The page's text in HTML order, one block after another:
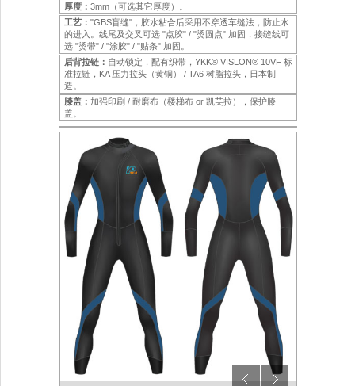
厚度： 3mm（可选其它厚度）。
工艺： "GBS盲缝"，胶水粘合后采用不穿透车缝法，防止水
的进入。线尾及交叉可选 "点胶" / "烫圆点" 加固，接缝线可
选 "烫带" / "涂胶" / "贴条" 加固。
后背拉链： 自动锁定，配有织带，YKK® VISLON® 10VF 标
准拉链，KA 压力拉头（黄铜） / TA6 树脂拉头，日本制
造。
膝盖： 加强印刷 / 耐磨布（楼梯布 or 凯芙拉），保护膝
盖。